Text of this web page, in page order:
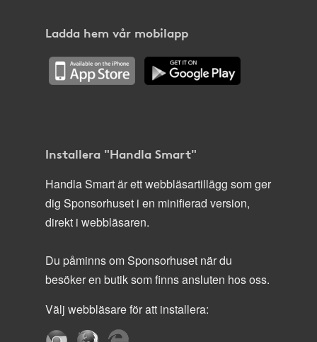
Ladda hem vår mobilapp
Installera "Handla Smart"
Handla Smart är ett webbläsartillägg som ger
dig Sponsorhuset i en minifierad version,
direkt i webbläsaren.
Du påminns om Sponsorhuset när du
besöker en butik som finns ansluten hos oss.
Välj webbläsare för att installera: